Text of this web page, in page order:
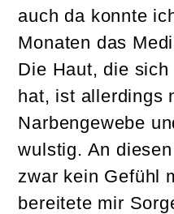
auch da konnte
Monaten das
Die Haut, die
hat, ist allerdings
Narbengewebe
wulstig. An
zwar kein Gefühl
bereitete mir